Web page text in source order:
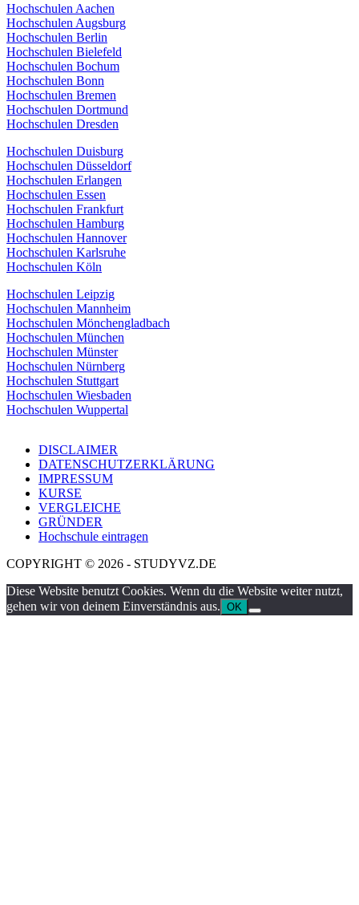
Hochschulen Aachen
Hochschulen Augsburg
Hochschulen Berlin
Hochschulen Bielefeld
Hochschulen Bochum
Hochschulen Bonn
Hochschulen Bremen
Hochschulen Dortmund
Hochschulen Dresden
Hochschulen Duisburg
Hochschulen Düsseldorf
Hochschulen Erlangen
Hochschulen Essen
Hochschulen Frankfurt
Hochschulen Hamburg
Hochschulen Hannover
Hochschulen Karlsruhe
Hochschulen Köln
Hochschulen Leipzig
Hochschulen Mannheim
Hochschulen Mönchengladbach
Hochschulen München
Hochschulen Münster
Hochschulen Nürnberg
Hochschulen Stuttgart
Hochschulen Wiesbaden
Hochschulen Wuppertal
DISCLAIMER
DATENSCHUTZERKLÄRUNG
IMPRESSUM
KURSE
VERGLEICHE
GRÜNDER
Hochschule eintragen
COPYRIGHT © 2026 - STUDYVZ.DE
Diese Website benutzt Cookies. Wenn du die Website weiter nutzt,
gehen wir von deinem Einverständnis aus. OK